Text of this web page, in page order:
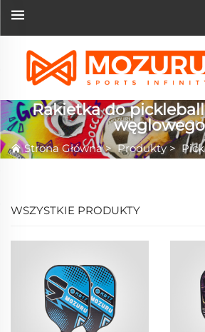
Rakietka do
węglowego
Strona Główna>Produkty>
WSZYSTKIE PRODUKTY